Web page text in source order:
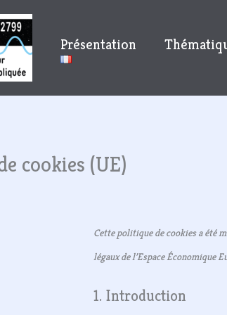
Présentation
cookies (UE)
Cette politique de cookies a été
légaux de l’Espace Économique
1. Introduction